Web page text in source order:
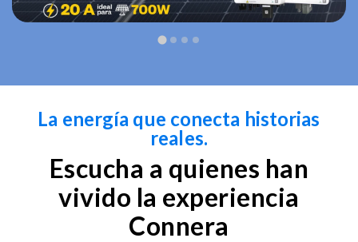
La energía que conecta historias
reales.
Escucha a quienes han
vivido la experiencia
Connera